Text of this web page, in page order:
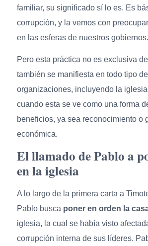
familiar, su significado sí lo es. Es
corrupción, y la vemos con
en las esferas de nuestros gobiernos.
Pero esta práctica no es exclusiva
también se manifiesta en todo tipo de
organizaciones, incluyendo la
cuando esta se ve como una forma
beneficios, ya sea reconocimiento o
económica.
El llamado de Pablo a
en la iglesia
A lo largo de la primera carta a
Pablo busca poner en orden la
iglesia, la cual se había visto
corrupción interna de sus líderes.